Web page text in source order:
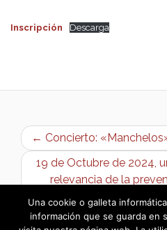
Inscripción Descarga
← Concierto:
19 de Octubre de 2024,
relevancia de la
temprano del
Una cookie o galleta
información que se guarda en